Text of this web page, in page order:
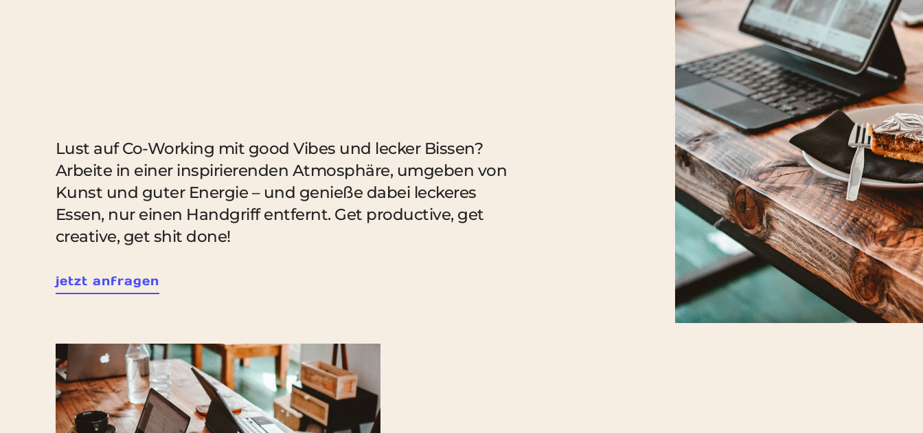
Lust auf Co-Working mit good Vibes und lecker Bissen?
Arbeite in einer inspirierenden Atmosphäre, umgeben von
Kunst und guter Energie – und genieße dabei leckeres
Essen, nur einen Handgriff entfernt. Get productive, get
creative, get shit done!
jetzt anfragen